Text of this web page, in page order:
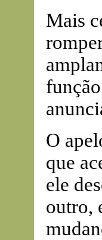
Mais
O
que
ele
outro,